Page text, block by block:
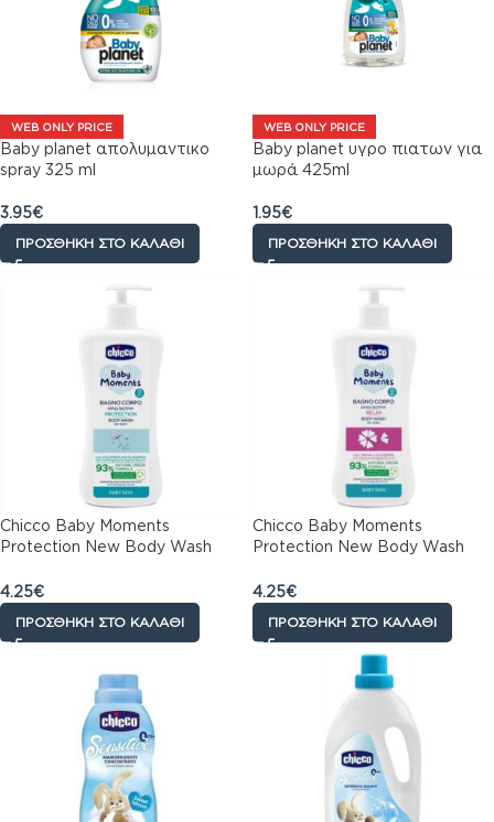
WEB ONLY PRICE
Baby planet απολυμαντικο
spray 325 ml
3.95€
ΠΡΟΣΘΉΚΗ ΣΤΟ ΚΑΛΆΘΙ
WEB ONLY PRICE
Baby planet υγρο πιατων για
μωρά 425ml
1.95€
ΠΡΟΣΘΉΚΗ ΣΤΟ ΚΑΛΆΘΙ
Chicco Baby Moments
Protection New Body Wash
Δάκρυα, 500ml
4.25€
ΠΡΟΣΘΉΚΗ ΣΤΟ ΚΑΛΆΘΙ
Chicco Baby Moments
Protection New Body Wash
πια Δάκρυα, 500ml
4.25€
ΠΡΟΣΘΉΚΗ ΣΤΟ ΚΑΛΆΘΙ